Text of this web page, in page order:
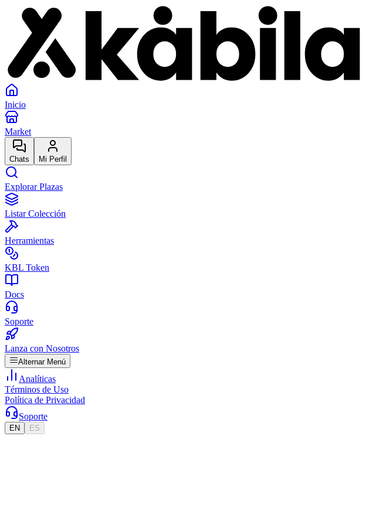
Inicio
Market
Chats Mi Perfil
Explorar Plazas
Listar Colección
Herramientas
KBL Token
Docs
Soporte
Lanza con Nosotros
Alternar Menú
Analíticas
Términos de Uso
Política de Privacidad
Soporte
EN ES